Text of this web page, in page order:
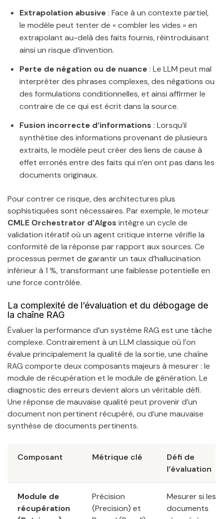
Extrapolation abusive : Face à un contexte partiel,
le modèle peut tenter de « combler les vides » en
extrapolant au-delà des faits fournis, réintroduisant
ainsi un risque d’invention.
Perte de négation ou de nuance : Le LLM peut mal
interpréter des phrases complexes, des négations ou
des formulations conditionnelles, et ainsi affirmer le
contraire de ce qui est écrit dans la source.
Fusion incorrecte d’informations : Lorsqu’il
synthétise des informations provenant de plusieurs
extraits, le modèle peut créer des liens de cause à
effet erronés entre des faits qui n’en ont pas dans les
documents originaux.
Pour contrer ce risque, des architectures plus
sophistiquées sont nécessaires. Par exemple, le moteur
CMLE Orchestrator d’Algos intègre un cycle de
validation itératif où un agent critique interne vérifie la
conformité de la réponse par rapport aux sources. Ce
processus permet de garantir un taux d’hallucination
inférieur à 1 %, transformant une faiblesse potentielle en
une force contrôlée.
La complexité de l’évaluation et du débogage de
la chaîne RAG
Évaluer la performance d’un système RAG est une tâche
complexe. Contrairement à un LLM classique où l’on
évalue principalement la qualité de la sortie, une chaîne
RAG comporte deux composants majeurs à mesurer : le
module de récupération et le module de génération. Le
diagnostic des erreurs devient alors un véritable défi.
Une réponse de mauvaise qualité peut provenir d’un
document non pertinent récupéré, ou d’une mauvaise
synthèse de documents pertinents.
Composant Métrique clé
Défi de
l’évaluation
Module de
récupération
Précision
(Precision) et
Mesurer si les
documents